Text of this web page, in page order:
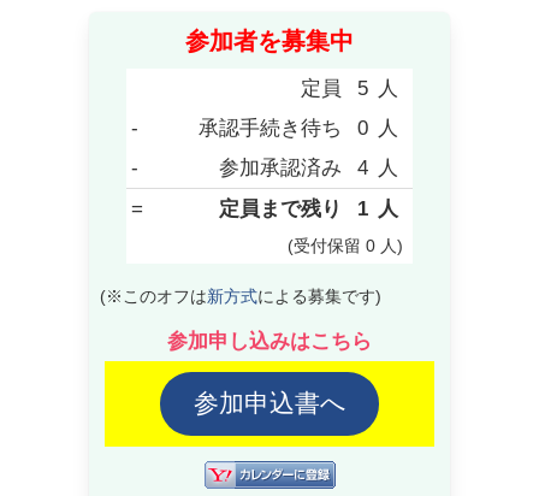
参加者を募集中
定員 5 人
-
承認手続き待ち 0 人
-
参加承認済み 4 人
=
定員まで残り 1 人
(受付保留 0 人)
(※このオフは新方式による募集です)
参加申し込みはこちら
参加申込書へ